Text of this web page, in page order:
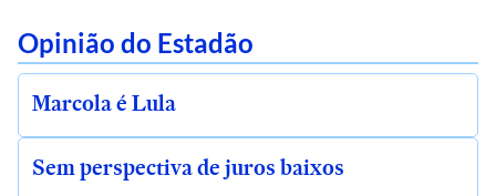
Opinião do Estadão
Marcola é Lula
Sem perspectiva de juros baixos